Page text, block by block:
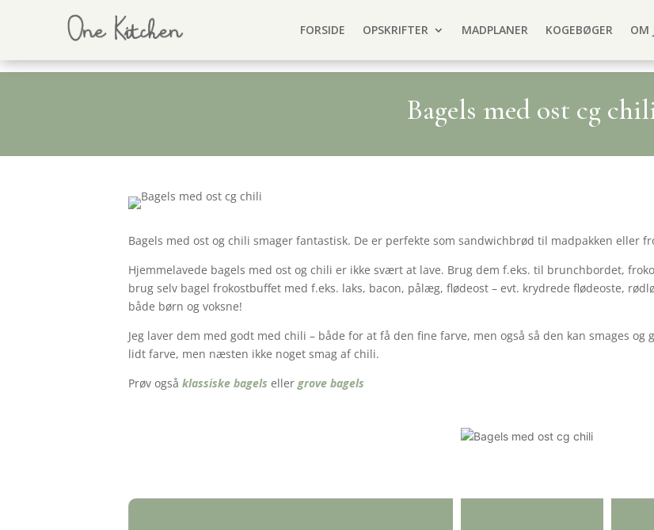
FORSIDE OPSKRIFTER MADPLANER KOGEBØGER OM
Bagels med ost cg
Bagels med ost og chili smager fantastisk. De er perfekte som sandwichbrød til madpakken eller
Hjemmelavede bagels med ost og chili er ikke svært at lave. Brug dem f.eks. til brunchbordet,
brug selv bagel frokostbuffet med f.eks. laks, bacon, pålæg, flødeost – evt. krydrede flødeoste,
både børn og voksne!
Jeg laver dem med godt med chili – både for at få den fine farve, men også så den kan smages
lidt farve, men næsten ikke noget smag af chili.
Prøv også klassiske bagels eller grove bagels